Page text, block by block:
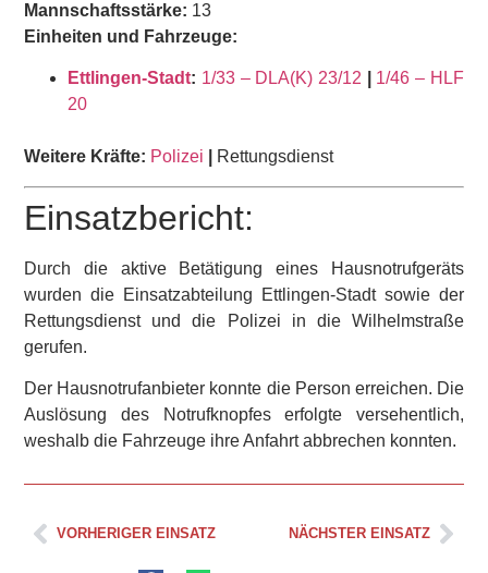
Mannschaftsstärke: 13
Einheiten und Fahrzeuge:
Ettlingen-Stadt: 1/33 – DLA(K) 23/12
1/46 – HLF
20
Weitere Kräfte: Polizei Rettungsdienst
Einsatzbericht:
Durch die aktive Betätigung eines Hausnotrufgeräts
wurden die Einsatzabteilung Ettlingen-Stadt sowie der
Rettungsdienst und die Polizei in die Wilhelmstraße
gerufen.
Der Hausnotrufanbieter konnte die Person erreichen. Die
Auslösung des Notrufknopfes erfolgte versehentlich,
weshalb die Fahrzeuge ihre Anfahrt abbrechen konnten.
VORHERIGER EINSATZ NÄCHSTER EINSATZ